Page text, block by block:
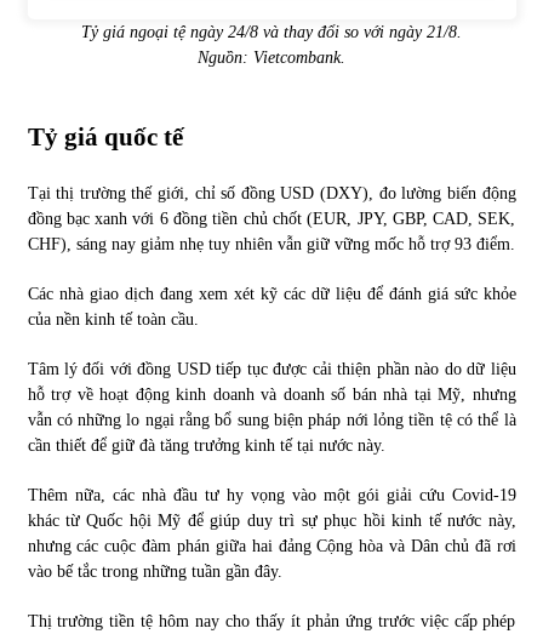
Tỷ giá ngoại tệ ngày 24/8 và thay đổi so với ngày 21/8.
Nguồn: Vietcombank.
Tỷ giá quốc tế
Tại thị trường thế giới, chỉ số đồng USD (DXY), đo lường biến động
đồng bạc xanh với 6 đồng tiền chủ chốt (EUR, JPY, GBP, CAD, SEK,
CHF), sáng nay giảm nhẹ tuy nhiên vẫn giữ vững mốc hỗ trợ 93 điểm.
Các nhà giao dịch đang xem xét kỹ các dữ liệu để đánh giá sức khỏe
của nền kinh tế toàn cầu.
Tâm lý đối với đồng USD tiếp tục được cải thiện phần nào do dữ liệu
hỗ trợ về hoạt động kinh doanh và doanh số bán nhà tại Mỹ, nhưng
vẫn có những lo ngại rằng bổ sung biện pháp nới lỏng tiền tệ có thể là
cần thiết để giữ đà tăng trưởng kinh tế tại nước này.
Thêm nữa, các nhà đầu tư hy vọng vào một gói giải cứu Covid-19
khác từ Quốc hội Mỹ để giúp duy trì sự phục hồi kinh tế nước này,
nhưng các cuộc đàm phán giữa hai đảng Cộng hòa và Dân chủ đã rơi
vào bế tắc trong những tuần gần đây.
Thị trường tiền tệ hôm nay cho thấy ít phản ứng trước việc cấp phép